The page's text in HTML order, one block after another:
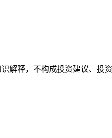
解释，不构成投资建议、投